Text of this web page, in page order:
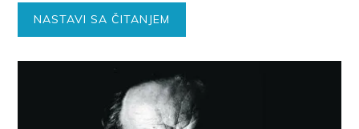
NASTAVI SA ČITANJEM